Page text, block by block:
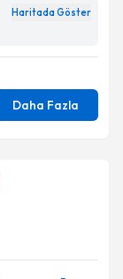
Haritada Göster
Daha Fazla